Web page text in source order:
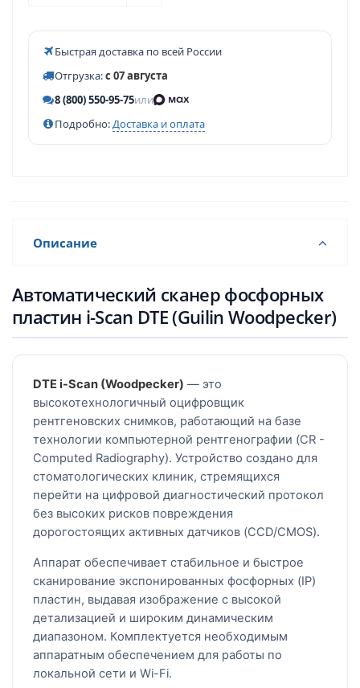
Быстрая доставка по всей России
Отгрузка:с 07 августа
8 (800) 550-95-75или
Подробно:Доставка и оплата
Описание
Автоматический сканер фосфорных
пластин i-Scan DTE (Guilin Woodpecker)
DTE i-Scan (Woodpecker) — это
высокотехнологичный оцифровщик
рентгеновских снимков, работающий на базе
технологии компьютерной рентгенографии (CR -
Computed Radiography). Устройство создано для
стоматологических клиник, стремящихся
перейти на цифровой диагностический протокол
без высоких рисков повреждения
дорогостоящих активных датчиков (CCD/CMOS).
Аппарат обеспечивает стабильное и быстрое
сканирование экспонированных фосфорных (IP)
пластин, выдавая изображение с высокой
детализацией и широким динамическим
диапазоном. Комплектуется необходимым
аппаратным обеспечением для работы по
локальной сети и Wi-Fi.